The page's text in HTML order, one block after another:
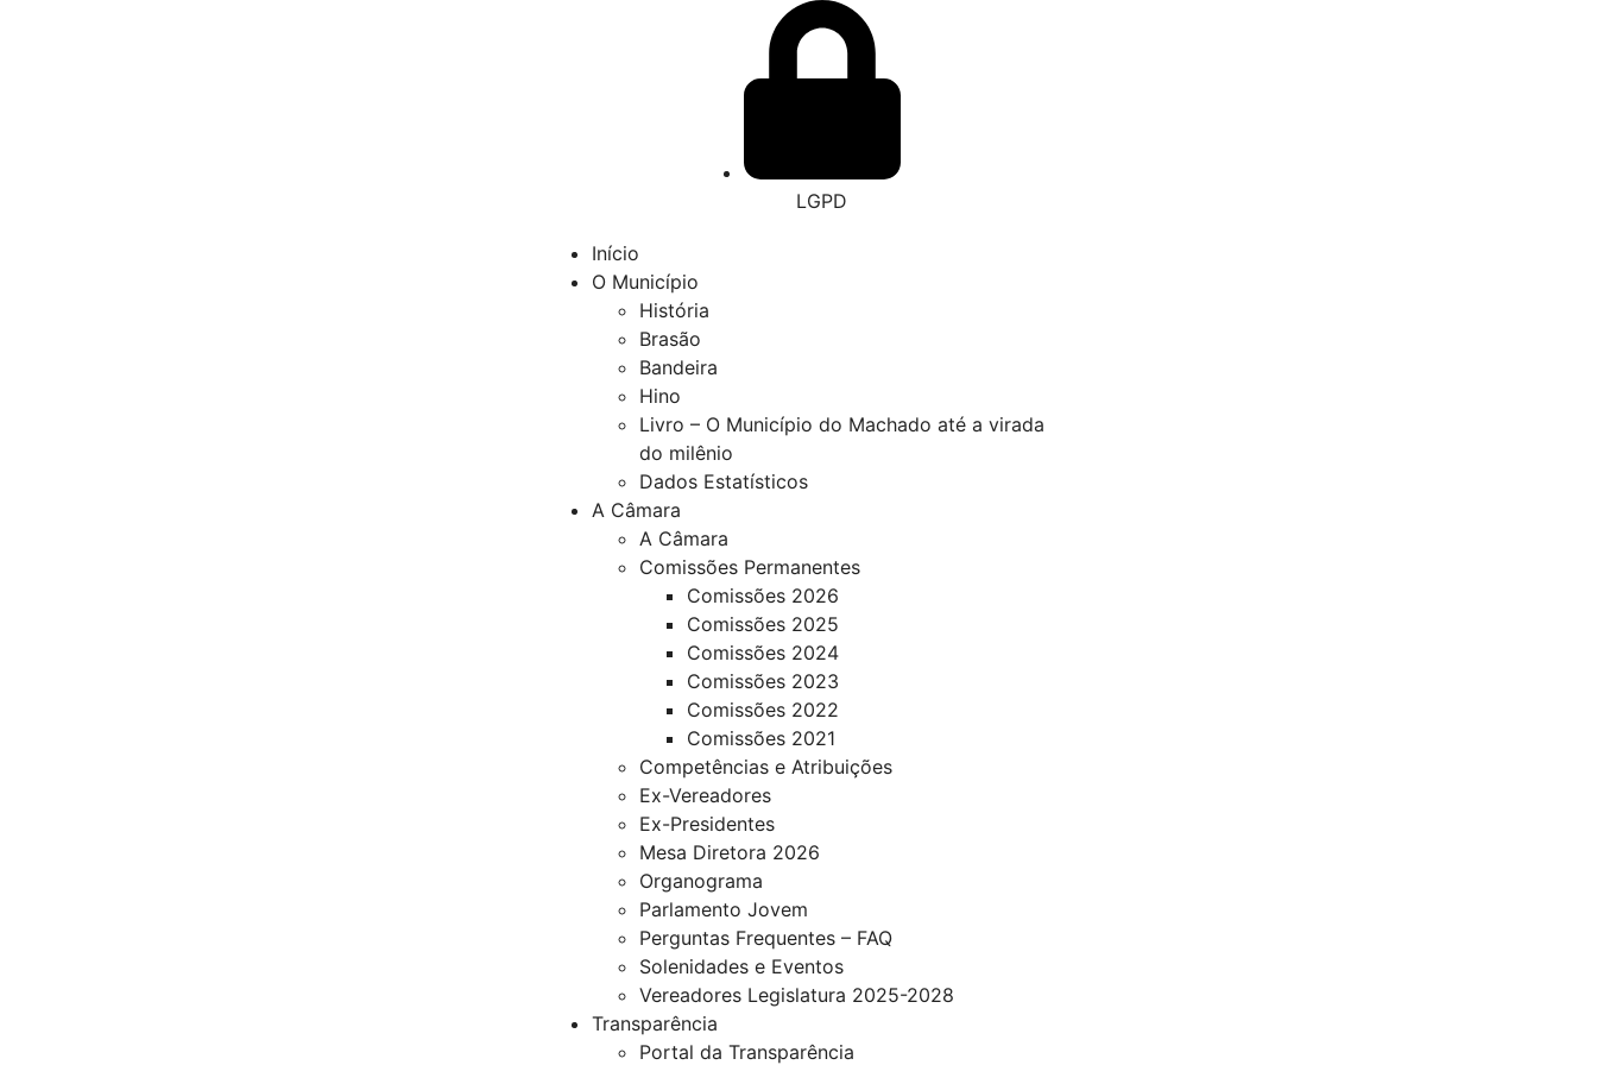
LGPD
Início
O Município
História
Brasão
Bandeira
Hino
Livro – O Município do Machado até a virada
do milênio
Dados Estatísticos
A Câmara
A Câmara
Comissões Permanentes
Comissões 2026
Comissões 2025
Comissões 2024
Comissões 2023
Comissões 2022
Comissões 2021
Competências e Atribuições
Ex-Vereadores
Ex-Presidentes
Mesa Diretora 2026
Organograma
Parlamento Jovem
Perguntas Frequentes – FAQ
Solenidades e Eventos
Vereadores Legislatura 2025-2028
Transparência
Portal da Transparência